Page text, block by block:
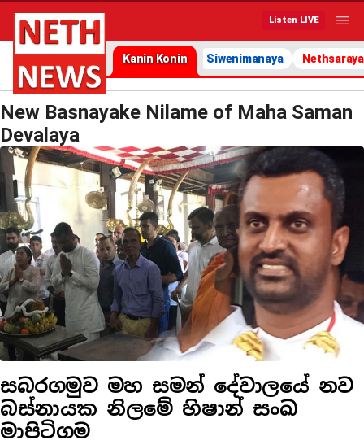
Listen LIVE
Kanin Konin Siwenimanaya Nethsaraya
New Basnayake Nilame of Maha Saman
Devalaya
සබරගමුව මහ සමන් දේවාලයේ නව
බස්නායක නිලමේ හිෂාන් සංඛ
මාපිටිගම